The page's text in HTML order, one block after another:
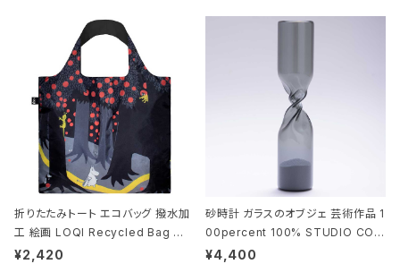
折りたたみトート エコバッグ 撥水加
工 絵画 LOQI Recycled Bag ロ
ーキー 大きめ トートバッグ MOOMI
¥2,420
砂時計 ガラスのオブジェ 芸術作品 1
00percent 100% STUDIO COH
AKU Timeless 100パーセント ス
¥4,400